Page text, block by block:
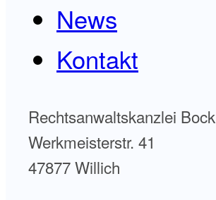
News
Kontakt
Rechtsanwaltskanzlei Bock
Werkmeisterstr. 41
47877 Willich